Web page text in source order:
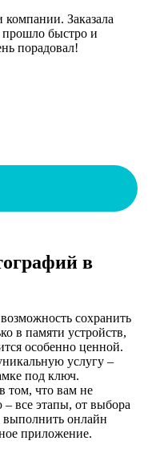
компании. Заказала
прошло быстро и
порадовал!
в
сохранить
в памяти устройств,
особенно ценной.
услугу –
под ключ.
том, что вам не
– все этапы, от выбора
онлайн
приложение.